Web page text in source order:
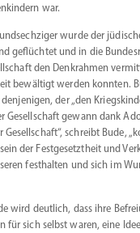
war.
wurde der
geflüchtet und in die
den Denkrahmen
bewältigt werden konnten.
der „den
Gesell­schaft gewann dank
schreibt Bude,
der Festge­setztheit und
festhalten und sich im
wird deutlich, dass ihre
für sich selbst waren, eine